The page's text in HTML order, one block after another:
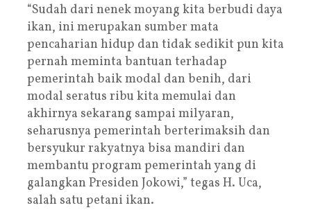
“Sudah dari nenek moyang kita berbudi daya
ikan, ini merupakan sumber mata
pencaharian hidup dan tidak sedikit pun kita
pernah meminta bantuan terhadap
pemerintah baik modal dan benih, dari
modal seratus ribu kita memulai dan
akhirnya sekarang sampai milyaran,
seharusnya pemerintah berterimaksih dan
bersyukur rakyatnya bisa mandiri dan
membantu program pemerintah yang di
galangkan Presiden Jokowi,” tegas H. Uca,
salah satu petani ikan.